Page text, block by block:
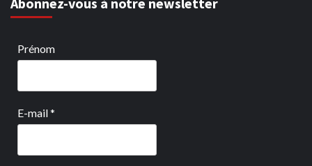
Prénom
E-mail*